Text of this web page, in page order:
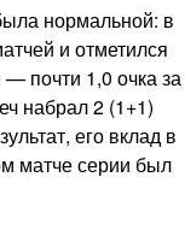
нормальной: в
и отметился
почти 1,0 очка за
набрал 2 (1+1)
его вклад в
матче серии был